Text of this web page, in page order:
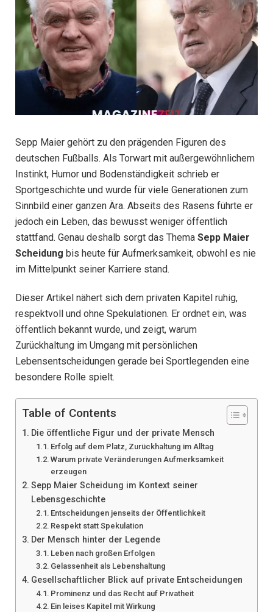
Sepp Maier gehört zu den prägenden Figuren des
deutschen Fußballs. Als Torwart mit außergewöhnlichem
Instinkt, Humor und Bodenständigkeit schrieb er
Sportgeschichte und wurde für viele Generationen zum
Sinnbild einer ganzen Ära. Abseits des Rasens führte er
jedoch ein Leben, das bewusst weniger öffentlich
stattfand. Genau deshalb sorgt das Thema Sepp Maier
Scheidung bis heute für Aufmerksamkeit, obwohl es nie
im Mittelpunkt seiner Karriere stand.
Dieser Artikel nähert sich dem privaten Kapitel ruhig,
respektvoll und ohne Spekulationen. Er ordnet ein, was
öffentlich bekannt wurde, und zeigt, warum
Zurückhaltung im Umgang mit persönlichen
Lebensentscheidungen gerade bei Sportlegenden eine
besondere Rolle spielt.
Table of Contents
Die öffentliche Figur und der private Mensch
Erfolg auf dem Platz, Zurückhaltung im Alltag
Warum private Veränderungen Aufmerksamkeit
erzeugen
Sepp Maier Scheidung im Kontext seiner
Lebensgeschichte
Entscheidungen jenseits der Öffentlichkeit
Respekt statt Spekulation
Der Mensch hinter der Legende
Leben nach großen Erfolgen
Gelassenheit als Lebenshaltung
Gesellschaftlicher Blick auf private Entscheidungen
Prominenz und das Recht auf Privatheit
Ein leises Kapitel mit Wirkung